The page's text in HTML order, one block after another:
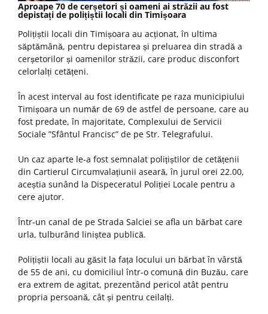
Aproape 70 de cerșetori și oameni ai străzii au fost
depistați de polițiștii locali din Timișoara
Polițiștii locali din Timișoara au acționat, în ultima
săptămână, pentru depistarea și preluarea din stradă a
cerșetorilor și oamenilor străzii, care produc disconfort
celorlalți cetățeni.
În acest interval au fost identificate pe raza municipiului
Timișoara un număr de 69 de astfel de persoane, care au
fost predate, în majoritate, Complexului de Servicii
Sociale ”Sfântul Francisc” de pe Str. Telegrafului.
Un caz aparte le-a fost semnalat polițiștilor de cetățenii
din Cartierul Circumvalațiunii aseară, în jurul orei 22.00,
aceștia sunând la Dispeceratul Poliției Locale pentru a
cere ajutor.
Într-un canal de pe Strada Salciei se afla un bărbat care
urla, tulburând liniștea publică.
Polițiștii locali au găsit la fața locului un bărbat în vârstă
de 55 de ani, cu domiciliul într-o comună din Buzău, care
era extrem de agitat, prezentând pericol atât pentru
propria persoană, cât și pentru ceilalți.